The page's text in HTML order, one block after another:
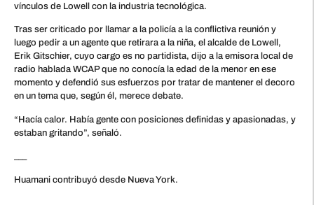
vínculos de Lowell con la industria tecnológica.
Tras ser criticado por llamar a la policía a la conflictiva reunión y
luego pedir a un agente que retirara a la niña, el alcalde de Lowell,
Erik Gitschier, cuyo cargo es no partidista, dijo a la emisora local de
radio hablada WCAP que no conocía la edad de la menor en ese
momento y defendió sus esfuerzos por tratar de mantener el decoro
en un tema que, según él, merece debate.
“Hacía calor. Había gente con posiciones definidas y apasionadas, y
estaban gritando”, señaló.
Huamani contribuyó desde Nueva York.